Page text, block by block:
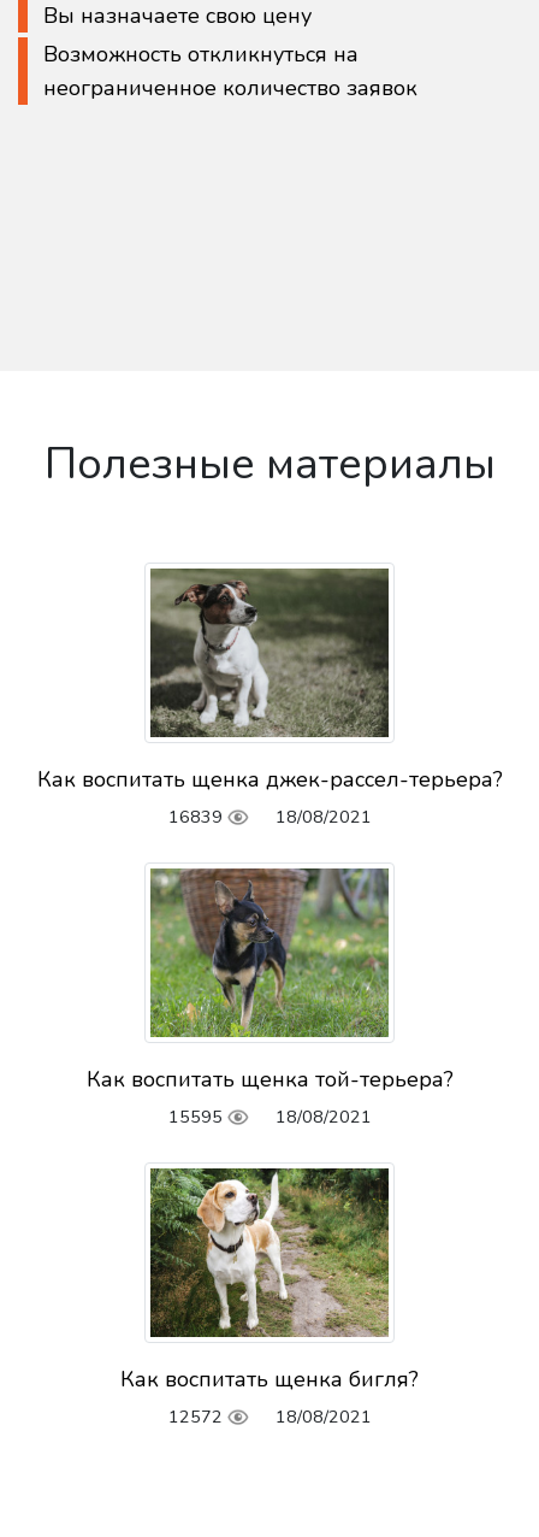
Вы назначаете свою цену
Возможность откликнуться на
неограниченное количество заявок
Полезные материалы
Как воспитать щенка джек-рассел-терьера?
16839 18/08/2021
Как воспитать щенка той-терьера?
15595 18/08/2021
Как воспитать щенка бигля?
12572 18/08/2021